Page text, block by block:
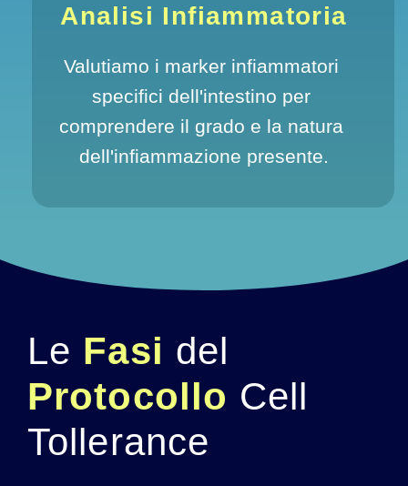
Analisi Infiammatoria
Valutiamo i marker infiammatori
specifici dell'intestino per
comprendere il grado e la natura
dell'infiammazione presente.
Le Fasi
Protocollo Cell
Tollerance